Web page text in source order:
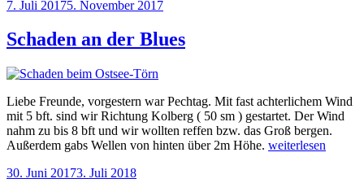
2017-
Veröffentlicht
7. Juli 20175. November 2017
Schaden an der Blues
Liebe Freunde, vorgestern war Pechtag. Mit fast achterlichem Wind
mit 5 bft. sind wir Richtung Kolberg ( 50 sm ) gestartet. Der Wind
nahm zu bis 8 bft und wir wollten reffen bzw. das Groß bergen.
Außerdem gabs Wellen von hinten über 2m Höhe. „Schaden
weiterlesen
Veröffentlicht
30. Juni 20173. Juli 2018